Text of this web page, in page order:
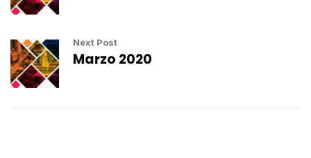
Next Post
Marzo 2020